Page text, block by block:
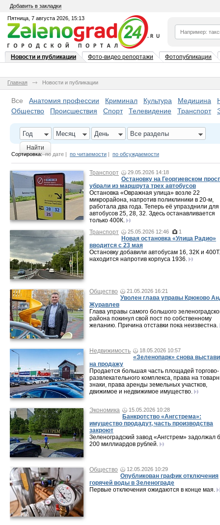
Добавить в закладки
Пятница, 7 августа 2026, 15:13
Новости и публикации Фото-видео репортажи Фотопубликации
Главная Новости и публикации
Все Анатомия профессии Криминал Культура Медицина
Общество
Происшествия Спорт Телевидение Транспорт
Год Месяц День Все разделы
Найти
Сортировка: по дате | по читаемости | по обсуждаемости
Транспорт 29.05.2026 14:18
Остановку на Георгиевском
убрали из маршрута трех автобусов
Остановка «Овражная улица» возле 22
микрорайона, напротив поликлиники в 20-м,
работала два года. Теперь её упразднили для
автобусов 25, 28, 32. Здесь останавливается
только 400К.
Транспорт
25.05.2026 12:46 1
Новая остановка «Улица Радио»
вводится с 23 мая
Остановку добавили автобусам 16, 32К и
находится напротив корпуса 1936.
Общество 21.05.2026 16:21
Уволен глава управы Крюково
Журавлев
Глава управы самого большого
района покинул свой пост по собственному
желанию. Причина отставки пока неизвестна.
Недвижимость 18.05.2026 10:57
«Зеленопарк» снова
на продажу
Продается большая часть площадей торгово-
развлекательного комплекса, права на
знаки, права аренды земельных участков,
движимое и недвижимое имущество.
Экономика 15.05.2026 10:28
Банкротство «Ангстрема»:
имущество продадут, часть производства
закроют
Зеленоградский завод «Ангстрем» задолжал
200 миллиардов рублей.
Общество 12.05.2026 10:29
Опубликован график отключения
горячей воды в Зеленограде
Первые отключения ожидаются в конце мая.